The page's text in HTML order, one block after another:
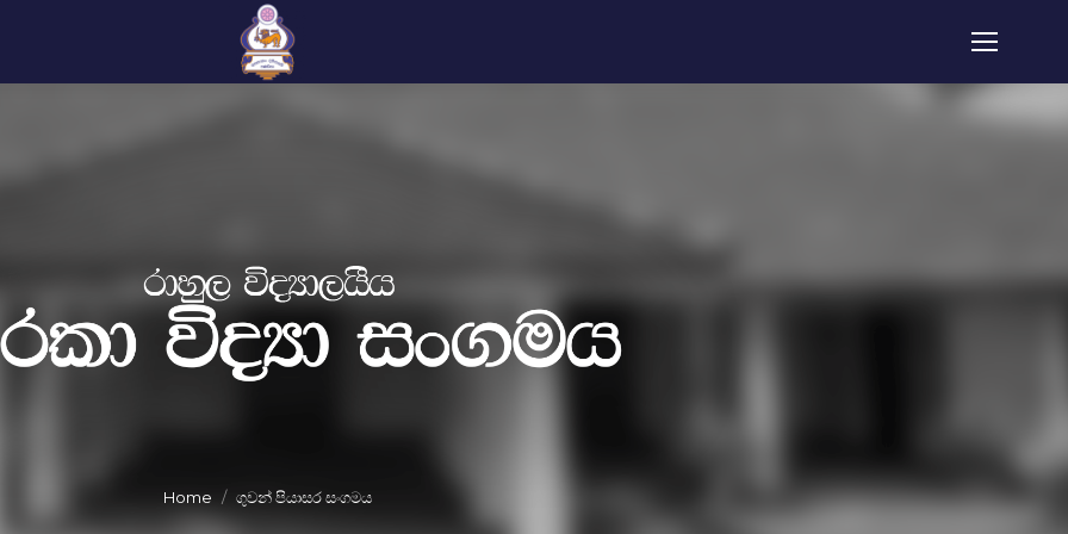
You are here:
Home ගුවන් පියාසර සංගමය